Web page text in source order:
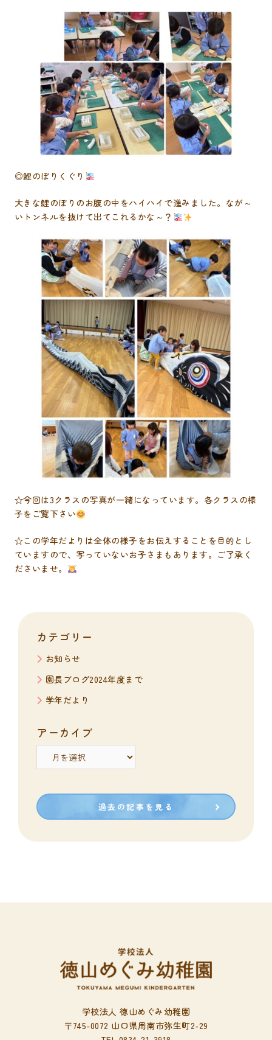
◎鯉のぼりくぐり
大きな鯉のぼりのお腹の中をハイハイで進みました。なが～
いトンネルを抜けて出てこれるかな～？
☆今回は3クラスの写真が一緒になっています。各クラスの様
子をご覧下さい
☆この学年だよりは全体の様子をお伝えすることを目的とし
ていますので、写っていないお子さまもあります。ご了承く
ださいませ。
カテゴリー
お知らせ
園長ブログ2024年度まで
学年だより
アーカイブ
ア
カ
ブ
過去の記事を見る
学校法人 徳山めぐみ幼稚園
〒745-0072 山口県周南市弥生町2-29